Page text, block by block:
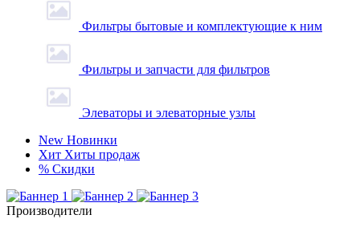
Фильтры бытовые и комплектующие к ним
Фильтры и запчасти для фильтров
Элеваторы и элеваторные узлы
New Новинки
Хит Хиты продаж
% Скидки
Производители